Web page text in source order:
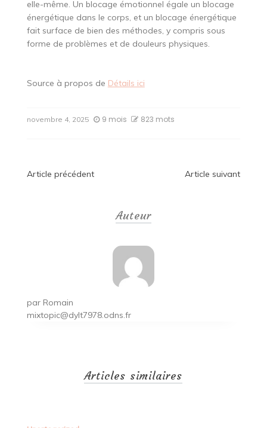
elle-même. Un blocage émotionnel égale un blocage
énergétique dans le corps, et un blocage énergétique
fait surface de bien des méthodes, y compris sous
forme de problèmes et de douleurs physiques.
Source à propos de Détails ici
novembre 4, 2025 9 mois 823 mots
Navigation
Article précédent Article suivant
Auteur
par Romain
mixtopic@dylt7978.odns.fr
Articles similaires